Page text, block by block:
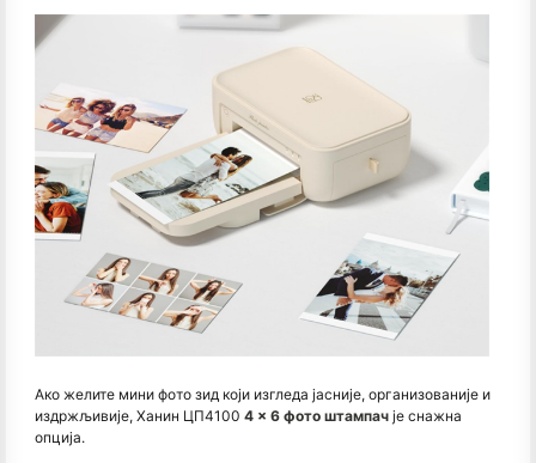
Ако желите мини фото зид који изгледа јасније, организованије и
издржљивије, Ханин ЦП4100 4 × 6 фото штампач је снажна
опција.